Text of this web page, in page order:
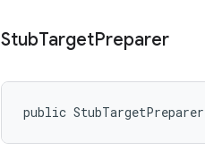
StubTargetPreparer
public